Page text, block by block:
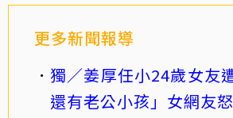
更多新聞報導
獨／姜厚任小24歲女友
還有老公小孩」女網友